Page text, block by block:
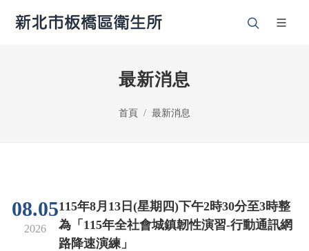
最新消息
首頁 最新消息
08.05
2026
115年8月13日(星期四)下午2時30分至3時整
為「115年全社會城鎮韌性演習-行動通訊網
路降速演練」